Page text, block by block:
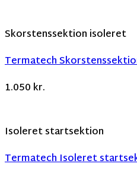
Skorstenssektion isoleret
Termatech
1.050 kr.
Isoleret startsektion
Termatech Isoleret